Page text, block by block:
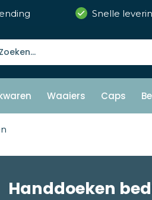
Snelle
Waaiers Caps
Handdoeken